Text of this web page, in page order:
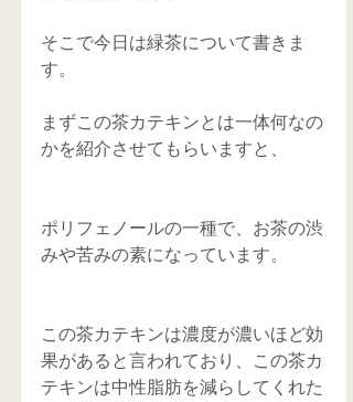
そこで今日は緑茶について書きま
す。
まずこの茶カテキンとは一体何なの
かを紹介させてもらいますと、
ポリフェノールの一種で、お茶の渋
みや苦みの素になっています。
この茶カテキンは濃度が濃いほど効
果があると言われており、この茶カ
テキンは中性脂肪を減らしてくれた